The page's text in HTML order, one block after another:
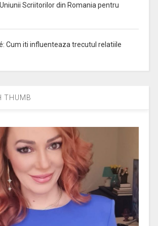
Scriitorilor din Romania pentru
Cum iti influenteaza trecutul relatiile
THUMB